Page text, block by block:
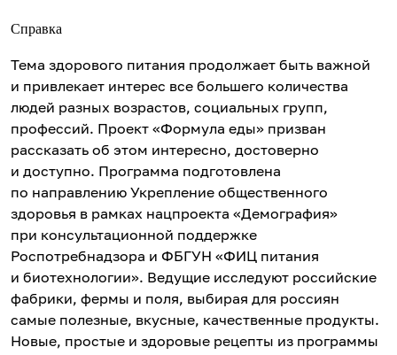
Справка
Тема здорового питания продолжает быть важной
и привлекает интерес все большего количества
людей разных возрастов, социальных групп,
профессий. Проект «Формула еды» призван
рассказать об этом интересно, достоверно
и доступно. Программа подготовлена
по направлению Укрепление общественного
здоровья в рамках нацпроекта «Демография»
при консультационной поддержке
Роспотребнадзора и ФБГУН «ФИЦ питания
и биотехнологии». Ведущие исследуют российские
фабрики, фермы и поля, выбирая для россиян
самые полезные, вкусные, качественные продукты.
Новые, простые и здоровые рецепты из программы